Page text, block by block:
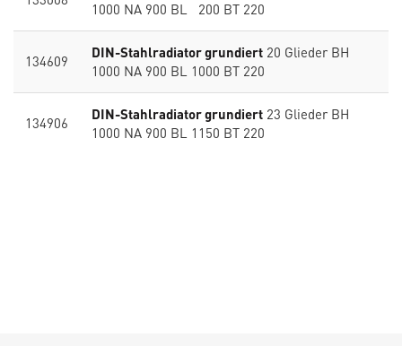
1000 NA 900 BL 200 BT 220
134609 DIN-Stahlradiator grundiert 20 Glieder BH
1000 NA 900 BL 1000 BT 220
134906 DIN-Stahlradiator grundiert 23 Glieder BH
1000 NA 900 BL 1150 BT 220